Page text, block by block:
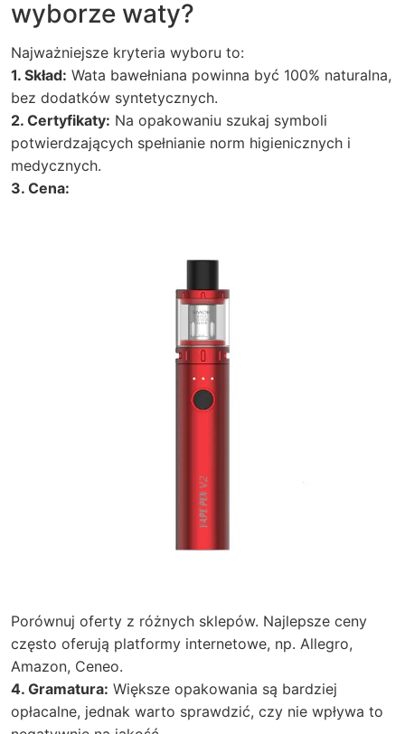
wyborze waty?
Najważniejsze kryteria wyboru to:
1. Skład: Wata bawełniana powinna być 100% naturalna,
bez dodatków syntetycznych.
2. Certyfikaty: Na opakowaniu szukaj symboli
potwierdzających spełnianie norm higienicznych i
medycznych.
3. Cena:
Porównuj oferty z różnych sklepów. Najlepsze ceny
często oferują platformy internetowe, np. Allegro,
Amazon, Ceneo.
4. Gramatura: Większe opakowania są bardziej
opłacalne, jednak warto sprawdzić, czy nie wpływa to